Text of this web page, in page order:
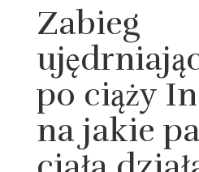
Zabieg
po ciąży
na jakie